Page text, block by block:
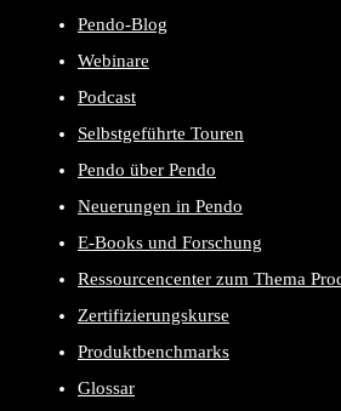
Pendo-Blog
Webinare
Podcast
Selbstgeführte Touren
Pendo über Pendo
Neuerungen in Pendo
E-Books und Forschung
Ressourcencenter zum Thema
Zertifizierungskurse
Produktbenchmarks
Glossar